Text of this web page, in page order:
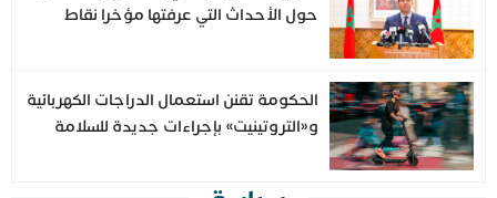
حول الأحداث التي عرفتها مؤخرا نقاط
الحكومة تقنن استعمال الدراجات الكهربائية
و«التروتينيت» بإجراءات جديدة للسلامة